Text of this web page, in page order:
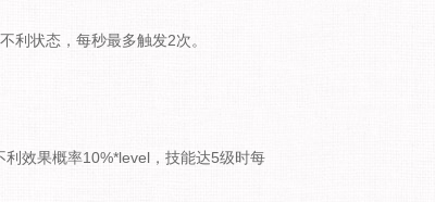
利状态，每秒最多触发2次。
效果概率10%*level，技能达5级时每